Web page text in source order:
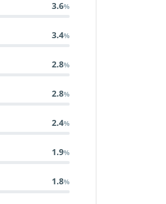
3.6
3.4
2.8
2.8
2.4
1.9
1.8